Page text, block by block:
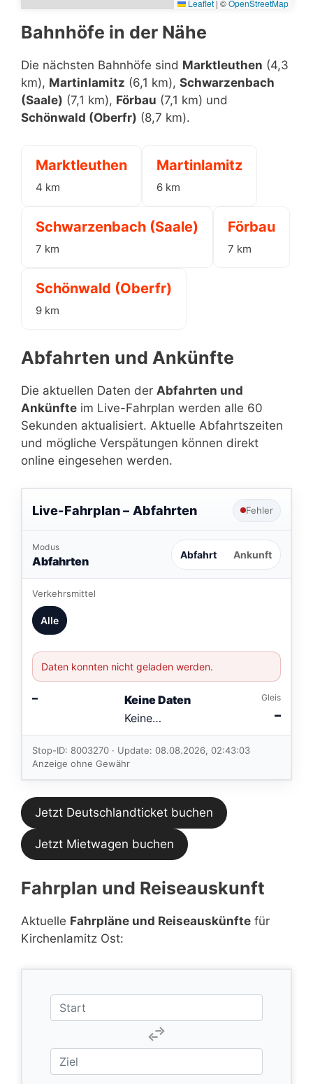
Leaflet | ©OpenStreetMap
Bahnhöfe in der Nähe
Die nächsten Bahnhöfe sind Marktleuthen (4,3
km), Martinlamitz (6,1 km), Schwarzenbach
(Saale) (7,1 km), Förbau (7,1 km) und
Schönwald (Oberfr) (8,7 km).
Marktleuthen
4 km
Martinlamitz
6 km
Schwarzenbach (Saale)
7 km
Förbau
7 km
Schönwald (Oberfr)
9 km
Abfahrten und Ankünfte
Die aktuellen Daten der Abfahrten und
Ankünfte im Live-Fahrplan werden alle 60
Sekunden aktualisiert. Aktuelle Abfahrtszeiten
und mögliche Verspätungen können direkt
online eingesehen werden.
Live-Fahrplan – Abfahrten Fehler
Modus
Abfahrten Abfahrt Ankunft
Verkehrsmittel
Alle
Daten konnten nicht geladen werden.
–
Keine Daten
Keine
Verbindungen
im aktuellen
Feed.
Gleis
–
Stop-ID: 8003270 · Update: 08.08.2026, 02:43:03
Anzeige ohne Gewähr
Jetzt Deutschlandticket buchen
Jetzt Mietwagen buchen
Fahrplan und Reiseauskunft
Aktuelle Fahrpläne und Reiseauskünfte für
Kirchenlamitz Ost: